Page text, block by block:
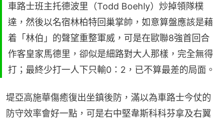
車路士班主托德波里（Todd Boehly）炒掉領隊樸
達，然後以名宿林柏特回巢掌帥，如意算盤應該是藉
着「林伯」的聲望重整軍威，可是在歐聯8強首回合
作客皇家馬德里，卻似是細路對大人那樣，完全無得
打；最終少打一人下只輸0：2，已不算最差的局面。
堤亞高施華傷癒復出坐鎮後防，滿以為車路士今仗的
防守效率會好一點，可是右中堅韋斯科科芬拿及右翼